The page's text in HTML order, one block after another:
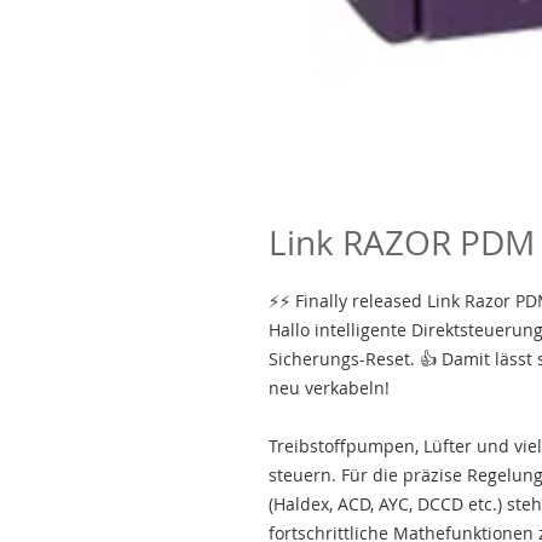
Link RAZOR PDM
⚡️⚡️ Finally released Link Razor
Hallo intelligente
Sicherungs-Reset. 👍 Damit
neu verkabeln!
Treibstoffpumpen, Lüfter und
steuern. Für die präzise
(Haldex, ACD, AYC, DCCD etc.)
fortschrittliche Mathefunktionen